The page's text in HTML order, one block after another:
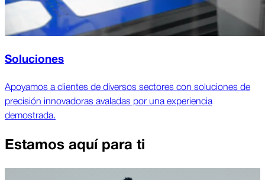
Soluciones
Apoyamos a clientes de diversos sectores con soluciones de
precisión innovadoras avaladas por una experiencia
demostrada.
Estamos aquí para ti